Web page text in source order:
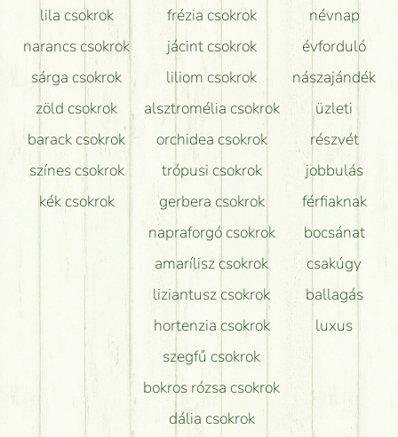
lila csokrok
narancs csokrok
sárga csokrok
zöld csokrok
barack csokrok
színes csokrok
kék csokrok
frézia csokrok
jácint csokrok
liliom csokrok
alsztromélia csokrok
orchidea csokrok
trópusi csokrok
gerbera csokrok
napraforgó csokrok
amarílisz csokrok
liziantusz csokrok
hortenzia csokrok
szegfű csokrok
bokros rózsa csokrok
dália csokrok
névnap
évforduló
nászajándék
üzleti
részvét
jobbulás
férfiaknak
bocsánat
csakúgy
ballagás
luxus